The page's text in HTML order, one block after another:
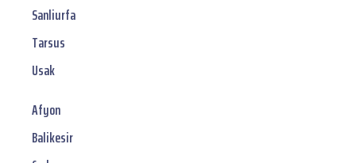
Sanliurfa
Tarsus
Usak
Afyon
Balikesir